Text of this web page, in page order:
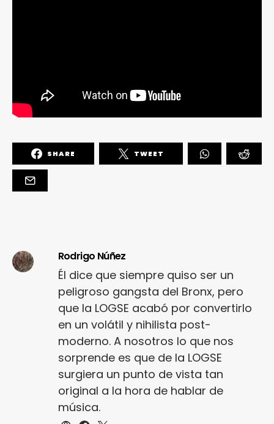
SHARE TWEET
Rodrigo Núñez
Él dice que siempre quiso ser un
peligroso gangsta del Bronx, pero
que la LOGSE acabó por convertirlo
en un volátil y nihilista post-
moderno. A nosotros lo que nos
sorprende es que de la LOGSE
surgiera un punto de vista tan
original a la hora de hablar de
música.